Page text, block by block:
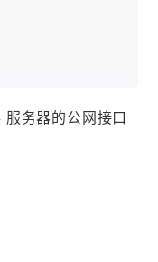
服务器的公网接口